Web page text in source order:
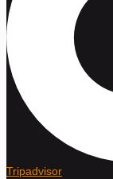
Tripadvisor